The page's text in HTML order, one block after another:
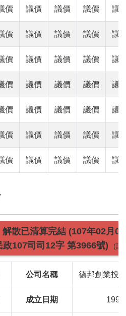
價 議價 議價 議價 議
價 議價 議價 議價 議
價 議價 議價 議價 議
價 議價 議價 議價 議
價 議價 議價 議價 議
價 議價 議價 議價 議
價 議價 議價 議價 議
解散已清算完結 (107年02月
政107司司12字 第3966號)
(請
公司名稱 德邦創業投
成立日期